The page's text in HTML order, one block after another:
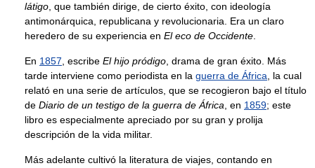
látigo , que también dirige, de cierto éxito, con ideología
antimonárquica, republicana y revolucionaria. Era un claro
heredero de su experiencia en El eco de Occidente
En 1857 , escribe El hijo pródigo , drama de gran éxito. Más
tarde interviene como periodista en la guerra de África , la cual
relató en una serie de artículos, que se recogieron bajo el título
de Diario de un testigo de la guerra de África , en 1859; este
libro es especialmente apreciado por su gran y prolija
descripción de la vida militar.
Más adelante cultivó la literatura de viajes, contando en